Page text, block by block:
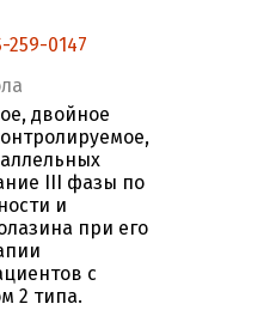
259-0147
двойное
III фазы по
и
при его
с
2 типа.